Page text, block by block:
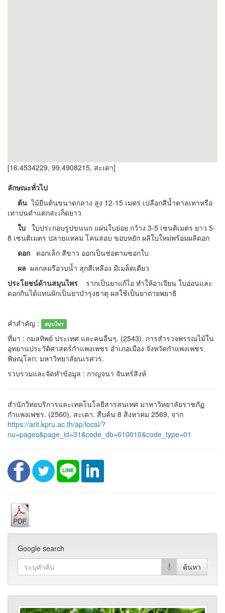
[16.4534229, 99.4908215, สะเดา]
ลักษณะทั่วไป
ต้น ไม้ยืนต้นขนาดกลาง สูง 12-15 เมตร เปลือกสีน้ำตาลเทาหรือ
เทาปนดำแตกสะเก็ดยาว
ใบ ใบประกอบรูปขนนก แผ่นใบย่อย กว้าง 3-5 เซนติเมตร ยาว 5-
8 เซนติเมตร ปลายแหลม โคนสอบ ขอบหยัก ผลิใบใหม่พร้อมผลิดอก
ดอก ดอกเล็ก สีขาว ออกเป็นช่อตามซอกใบ
ผล ผลกลมรีอวบน้ำ สุกสีเหลือง มีเมล็ดเดียว
ประโยชน์ด้านสมุนไพร
รากเป็นยาแก้ไอ ทำให้อาเจียน ใบอ่อนและ
ดอกกินได้แทนผักเป็นยาบำรุงธาตุ ผลใช้เป็นยาถ่ายพยาธิ
คำสำคัญ : สมุนไพร
ที่มา : กมลทิพย์ ประเทศ และคนอื่นๆ. (2543). การสำรวจพรรณไม้ใน
อุทยานประวัติศาสตร์กำแพงเพชร อำเภอเมือง จังหวัดกำแพงเพชร.
พิษณุโลก: มหาวิทยาลัยนเรศวร.
รวบรวมและจัดทำข้อมูล : กาญจนา จันทร์สิงห์
สำนักวิทยบริการและเทคโนโลยีสารสนเทศ มาหาวิทยาลัยราชภัฏ
กำแพงเพชร. (2560). สะเดา. สืบค้น 8 สิงหาคม 2569, จาก
https://arit.kpru.ac.th/ap/local/?
nu=pages&page_id=31&code_db=610010&code_type=01
Google search